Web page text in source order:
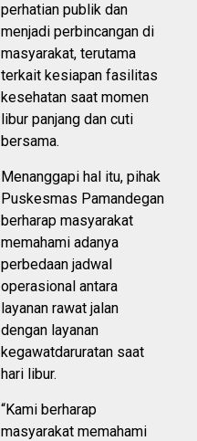
perhatian publik dan
menjadi perbincangan di
masyarakat, terutama
terkait kesiapan fasilitas
kesehatan saat momen
libur panjang dan cuti
bersama.
Menanggapi hal itu, pihak
Puskesmas Pamandegan
berharap masyarakat
memahami adanya
perbedaan jadwal
operasional antara
layanan rawat jalan
dengan layanan
kegawatdaruratan saat
hari libur.
“Kami berharap
masyarakat memahami